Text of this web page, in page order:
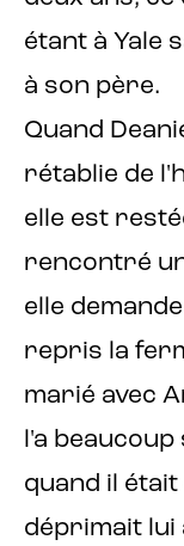
étant à Yale
à son père.
Quand
rétablie de
elle est
rencontré
elle
repris la
marié avec
l'a
quand il était
déprimait lui